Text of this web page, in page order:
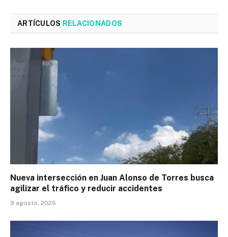
ARTÍCULOS RELACIONADOS
Nueva intersección en Juan Alonso de Torres busca
agilizar el tráfico y reducir accidentes
9 agosto, 2026